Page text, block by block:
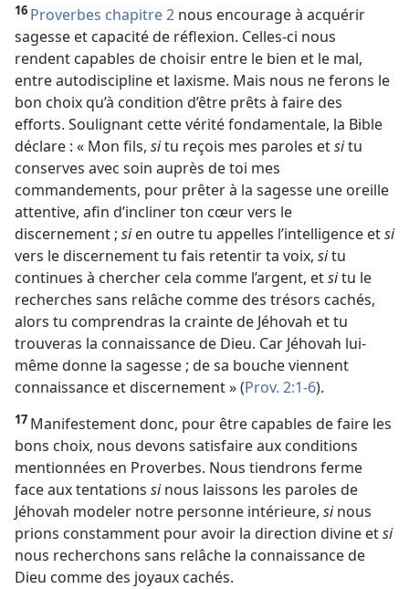
16 Proverbes chapitre 2 nous encourage à acquérir
sagesse et capacité de réflexion. Celles-ci nous
rendent capables de choisir entre le bien et le mal,
entre autodiscipline et laxisme. Mais nous ne ferons le
bon choix qu’à condition d’être prêts à faire des
efforts. Soulignant cette vérité fondamentale, la Bible
déclare : « Mon fils, situ reçois mes paroles etsitu
conserves avec soin auprès de toi mes
commandements, pour prêter à la sagesse une oreille
attentive, afin d’incliner ton cœur vers le
discernement ; sien outre tu appelles l’intelligence etsi
vers le discernement tu fais retentir ta voix, situ
continues à chercher cela comme l’argent, etsitu le
recherches sans relâche comme des trésors cachés,
alors tu comprendras la crainte de Jéhovah et tu
trouveras la connaissance de Dieu. Car Jéhovah lui-
même donne la sagesse ; de sa bouche viennent
connaissance et discernement » (Prov. 2:1-6).
17 Manifestement donc, pour être capables de faire les
bons choix, nous devons satisfaire aux conditions
mentionnées en Proverbes. Nous tiendrons ferme
face aux tentations sinous laissons les paroles de
Jéhovah modeler notre personne intérieure, sinous
prions constamment pour avoir la direction divine etsi
nous recherchons sans relâche la connaissance de
Dieu comme des joyaux cachés.